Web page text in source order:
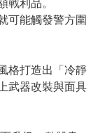
利品。
可能觸發警方圍
格打造出「冷靜
武器改裝與面具